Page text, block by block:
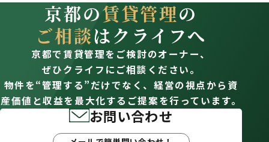
京都の賃貸管理の
ご相談はクライフへ
京都で賃貸管理をご検討のオーナー、
ぜひクライフにご相談ください。
物件を“管理する”だけでなく、経営の視点から資
産価値と収益を最大化するご提案を行っています。
お問い合わせ